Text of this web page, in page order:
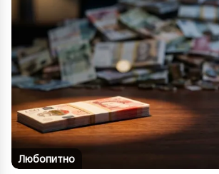
Любопитно